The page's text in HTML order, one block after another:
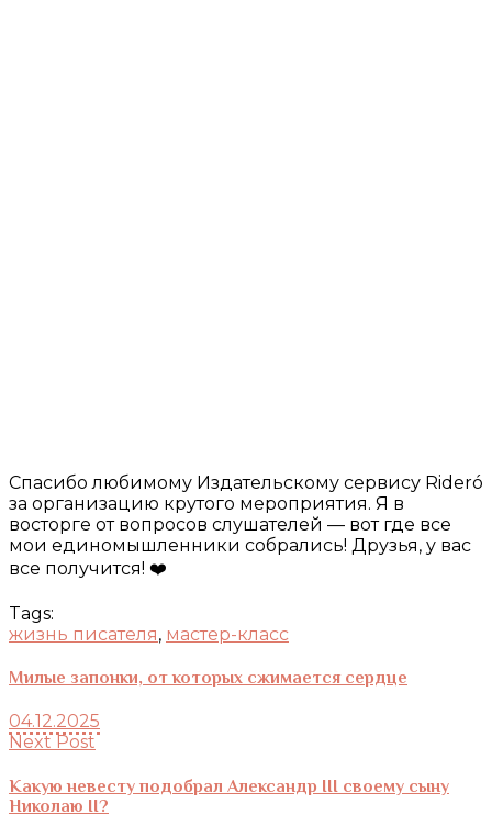
Спасибо любимому Издательскому сервису Rideró
за организацию крутого мероприятия. Я в
восторге от вопросов слушателей — вот где все
мои единомышленники собрались! Друзья, у вас
все получится! ❤️
Tags:
жизнь писателя, мастер-класс
Милые запонки, от которых сжимается сердце
04.12.2025
Next Post
Какую невесту подобрал Александр III своему сыну
Николаю II?